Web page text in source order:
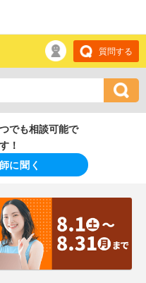
質問する
でも相談可能で
す！
に聞く